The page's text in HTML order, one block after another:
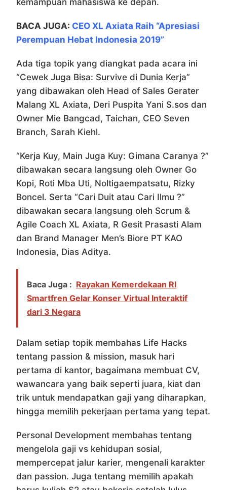
kemampuan mahasiswa ke depan.
BACA JUGA: CEO XL Axiata Raih “Apresiasi
Perempuan Hebat Indonesia 2019”
Ada tiga topik yang diangkat pada acara ini
“Cewek Juga Bisa: Survive di Dunia Kerja”
yang dibawakan oleh Head of Sales Gerater
Malang XL Axiata, Deri Puspita Yani S.sos dan
Owner Mie Bangcad, Taichan, CEO Seven
Branch, Sarah Kiehl.
“Kerja Kuy, Main Juga Kuy: Gimana Caranya ?”
dibawakan secara langsung oleh Owner Go
Kopi, Roti Mba Uti, Noltigaempatsatu, Rizky
Boncel. Serta “Cari Duit atau Cari Ilmu ?”
dibawakan secara langsung oleh Scrum &
Agile Coach XL Axiata, R Gesit Prasasti Alam
dan Brand Manager Men’s Biore PT KAO
Indonesia, Dias Aditya.
Baca Juga : Rayakan Kemerdekaan RI
Smartfren Gelar Konser Virtual Interaktif
dari 3 Negara
Dalam setiap topik membahas Life Hacks
tentang passion & mission, masuk hari
pertama di kantor, bagaimana membuat CV,
wawancara yang baik seperti juara, kiat dan
trik untuk mendapatkan gaji yang diharapkan,
hingga memilih pekerjaan pertama yang tepat.
Personal Development membahas tentang
mengelola gaji vs kehidupan sosial,
mempercepat jalur karier, mengenali karakter
dan passion. Juga tentang memilih apakah